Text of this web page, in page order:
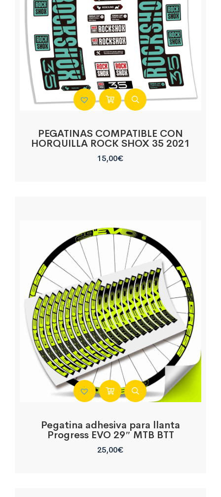
PEGATINAS COMPATIBLE CON
HORQUILLA ROCK SHOX 35 2021
15,00€
Pegatina adhesiva para llanta
Progress EVO 29″ MTB BTT
25,00€